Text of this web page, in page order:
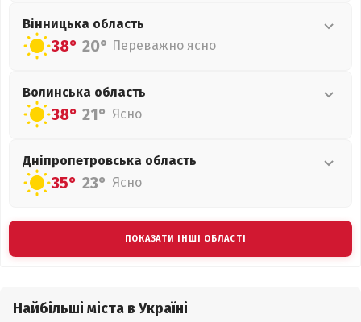
Вінницька область
38° 20° Переважно ясно
Волинська область
38° 21° Ясно
Дніпропетровська область
35° 23° Ясно
ПОКАЗАТИ ІНШІ ОБЛАСТІ
Найбільші міста в Україні